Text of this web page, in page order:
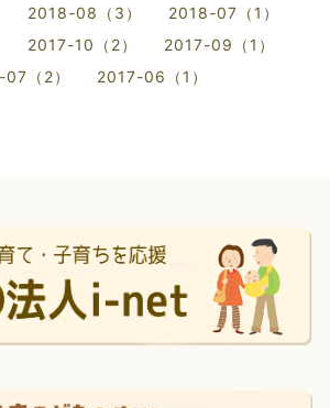
2018-08（3）
2018-07（1）
2017-10（2）
2017-09（1）
（2）
2017-06（1）